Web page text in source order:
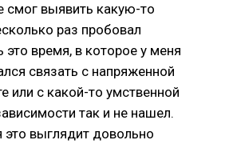
смог выявить какую-то
раз пробовал
это время, в которое у меня
связать с напряженной
или с какой-то умственной
так и не нашел.
выглядит довольно